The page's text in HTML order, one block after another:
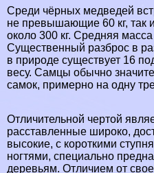
Среди чёрных медведей
не превышающие 60 кг, так
около 300 кг. Средняя
Существенный разброс в
в природе существует 16
весу. Самцы обычно
самок, примерно на одну
Отличительной чертой
расставленные широко,
высокие, с короткими
ногтями, специально
деревьям. Отличием от